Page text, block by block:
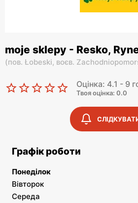
moje sklepy - Resko,
(пов. Łobeski, воєв.
Оцінка: 4.1 - 9
Твоя оцінка: 0.0
Графік роботи
Понеділок
Вівторок
Середа